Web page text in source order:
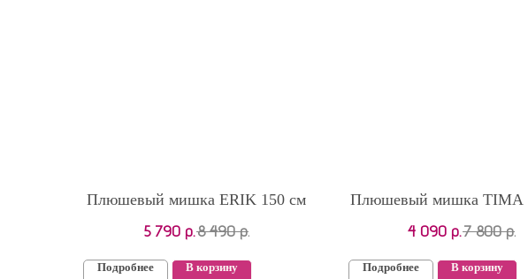
Плюшевый мишка ERIK 150 см
5 790 р.8 490 р.
Подробнее В корзину
Плюшевый мишка TIMA
4 090 р.7 800 р.
Подробнее В корзину